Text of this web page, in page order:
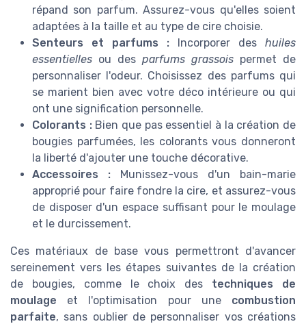
répand son parfum. Assurez-vous qu'elles soient
adaptées à la taille et au type de cire choisie.
Senteurs et parfums : Incorporer des huiles
essentielles ou des parfums grassois permet de
personnaliser l'odeur. Choisissez des parfums qui
se marient bien avec votre déco intérieure ou qui
ont une signification personnelle.
Colorants :Bien que pas essentiel à la création de
bougies parfumées, les colorants vous donneront
la liberté d'ajouter une touche décorative.
Accessoires : Munissez-vous d'un bain-marie
approprié pour faire fondre la cire, et assurez-vous
de disposer d'un espace suffisant pour le moulage
et le durcissement.
Ces matériaux de base vous permettront d'avancer
sereinement vers les étapes suivantes de la création
de bougies, comme le choix des techniques de
moulage et l'optimisation pour une combustion
parfaite, sans oublier de personnaliser vos créations